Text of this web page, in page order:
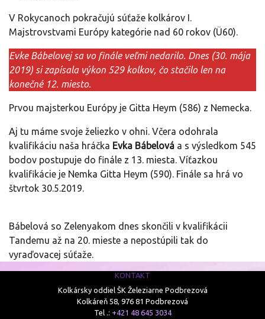
V Rokycanoch pokračujú súťaže kolkárov I.
Majstrovstvami Európy kategórie nad 60 rokov (Ü60).
Evke Bábelovej sa vo finále veľmi nedarilo. Dnes (30. mája
2019) si zapísala výkon 529 kolkov, čo stačilo len na
konečné 12. miesto.
Prvou majsterkou Európy je Gitta Heym (586) z Nemecka.
Aj tu máme svoje želiezko v ohni. Včera odohrala
kvalifikáciu naša hráčka Evka Bábelová a s výsledkom 545
bodov postupuje do finále z 13. miesta. Víťazkou
kvalifikácie je Nemka Gitta Heym (590). Finále sa hrá vo
štvrtok 30.5.2019.
Bábelová so Zelenyakom dnes skončili v kvalifikácii
Tandemu až na 20. mieste a nepostúpili tak do
vyraďovacej súťaže.
KONTAKT
Kolkársky oddiel ŠK Železiarne Podbrezová
Kolkáreň 58, 976 81 Podbrezová
Tel .: +421 48 645 3034